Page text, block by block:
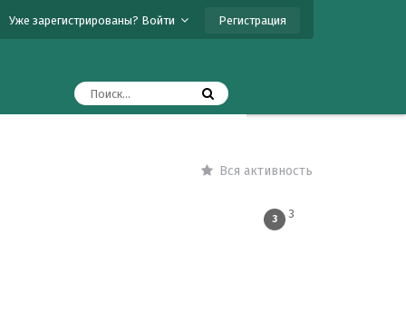
Уже зарегистрированы? Войти Регистрация
Вся активность
3
3